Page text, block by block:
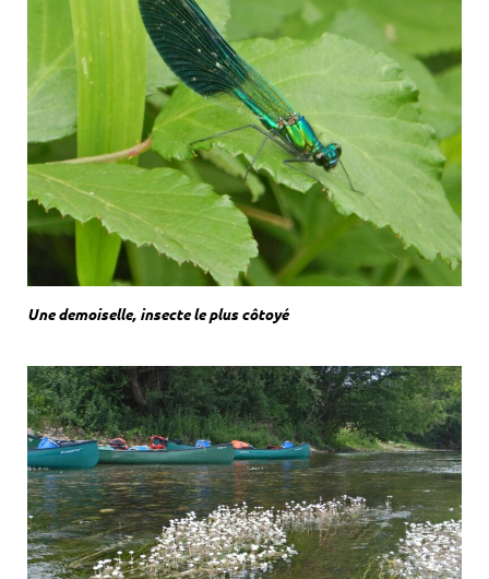
Une demoiselle, insecte le plus côtoyé